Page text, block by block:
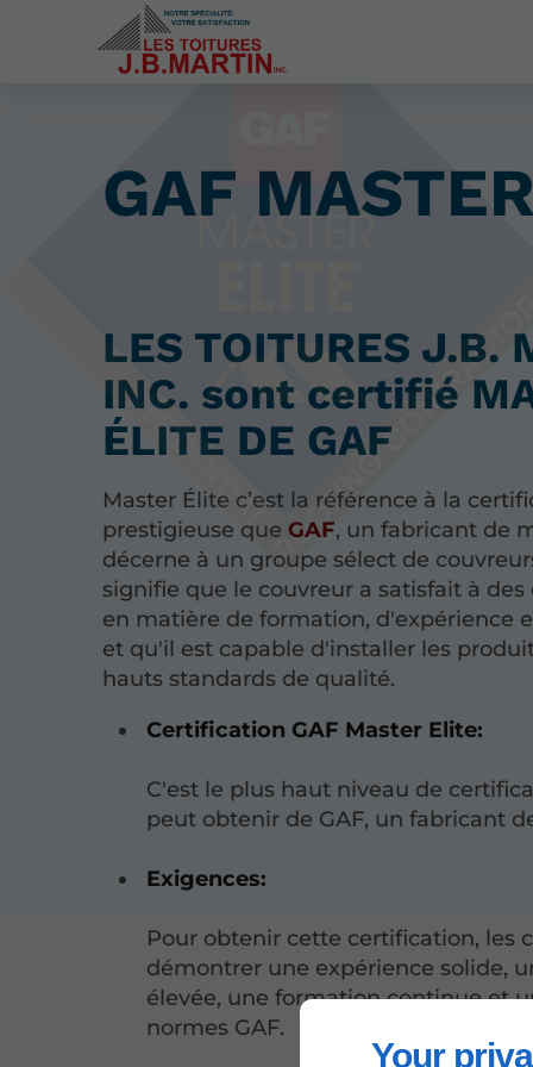
Your
GAF
LES TOITURES J.B.
INC. sont certifié
ÉLITE DE GAF
Master Élite c’est la référence à la
prestigieuse que GAF, un fabricant de
décerne à un groupe sélect de
signifie que le couvreur a satisfait à
en matière de formation, d'expérience
et qu'il est capable d'installer les
hauts standards de qualité.
Certification GAF Master Elite:
C'est le plus haut niveau de
peut obtenir de GAF, un fabricant
Exigences:
Pour obtenir cette certification, les
démontrer une expérience solide,
élevée, une formation continue et
normes GAF.